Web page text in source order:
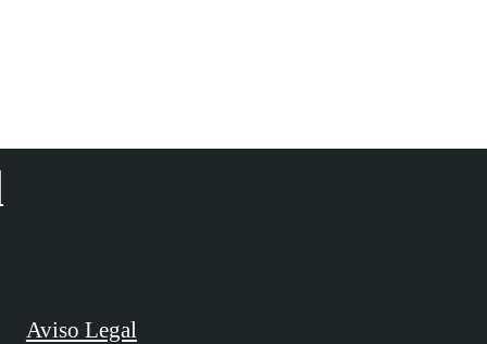
Aviso Legal